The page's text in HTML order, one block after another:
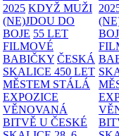
2025 KDYŽ MUŽI
(NE)JDOU DO
BOJE 55 LET
FILMOVÉ
BABIČKY ČESKÁ
SKALICE 450 LET
MĚSTEM STÁLÁ
EXPOZICE
VĚNOVANÁ
BITVĚ U ČESKÉ